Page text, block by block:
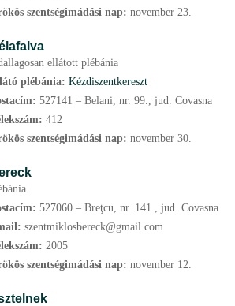
szentségimádási nap: november 23.
ellátott plébánia
plébánia: Kézdiszentkereszt
527141 – Belani, nr. 99., jud. Covasna
412
szentségimádási nap: november 30.
527060 – Breţcu, nr. 141., jud. Covasna
szentmiklosbereck@gmail.com
2005
szentségimádási nap: november 12.